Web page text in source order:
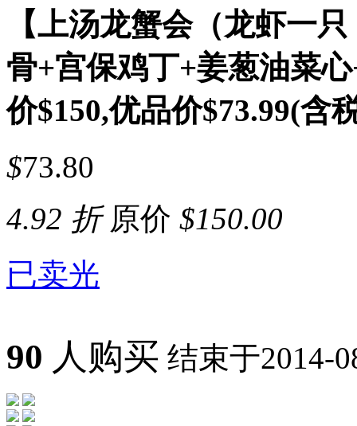
【上汤龙蟹会（龙虾一
骨+宫保鸡丁+姜葱油菜
价$150,优品价$73.99(含
$73.80
4.92 折 原价 $150.00
已卖光
90 人购买 结束于2014-